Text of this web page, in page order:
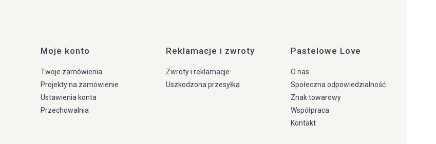
Moje konto
Twoje zamówienia
Projekty na zamówienie
Ustawienia konta
Przechowalnia
Reklamacje i zwroty
Zwroty i reklamacje
Uszkodzona przesyłka
Pastelowe Love
O nas
Społeczna odpowiedzialność
Znak towarowy
Współpraca
Kontakt